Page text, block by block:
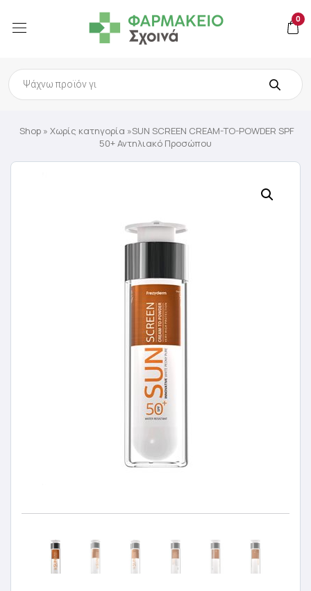
0
Products
search
Shop » Χωρίς κατηγορία »SUN SCREEN CREAM-TO-POWDER SPF
50+ Αντηλιακό Προσώπου